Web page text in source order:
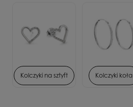
Kolczyki na sztyft Kolczyki koła